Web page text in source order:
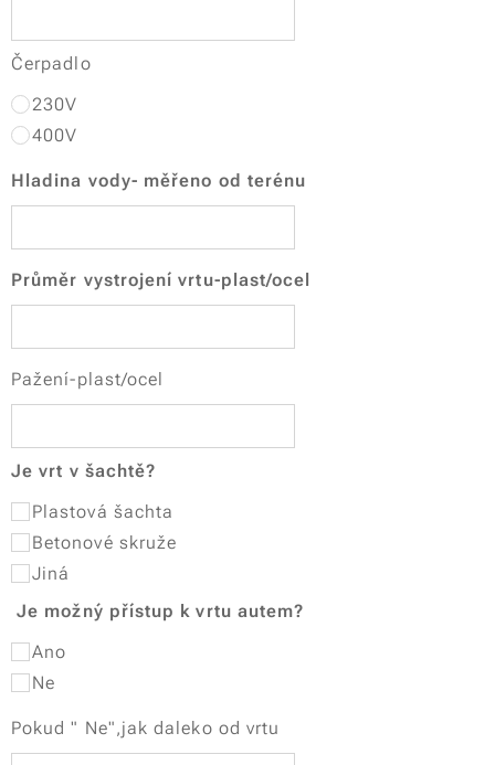
Čerpadlo
230V
400V
Hladina vody- měřeno od terénu
Průměr vystrojení vrtu-plast/ocel
Pažení-plast/ocel
Je vrt v šachtě?
Plastová šachta
Betonové skruže
Jiná
Je možný přístup k vrtu autem?
Ano
Ne
Pokud " Ne",jak daleko od vrtu